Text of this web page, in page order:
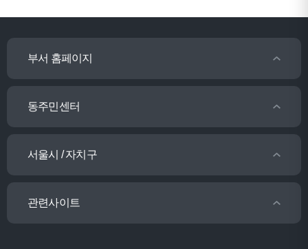
부서 홈페이지
동주민센터
서울시 / 자치구
관련사이트